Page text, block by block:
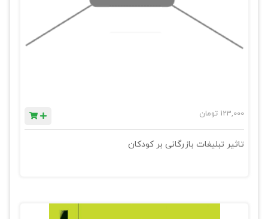
123,000 تومان
تاثیر تبلیغات بازرگانی بر کودکان